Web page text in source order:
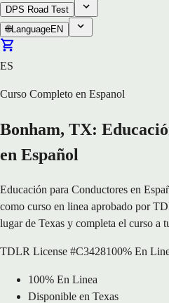
DPS Road Test
🌐LanguageEN
ES
Curso Completo en Espanol
Bonham, TX:
en Español
Educación para Conductores en
como curso en linea aprobado por
lugar de Texas y completa el curso a
TDLR License #C3428100% En
100% En Linea
Disponible en Texas